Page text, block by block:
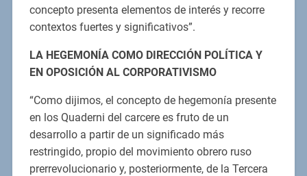
concepto presenta elementos de interés y recorre
contextos fuertes y significativos”.
LA HEGEMONÍA COMO DIRECCIÓN POLÍTICA Y
EN OPOSICIÓN AL CORPORATIVISMO
“Como dijimos, el concepto de hegemonía presente
en los Quaderni del carcere es fruto de un
desarrollo a partir de un significado más
restringido, propio del movimiento obrero ruso
prerrevolucionario y, posteriormente, de la Tercera